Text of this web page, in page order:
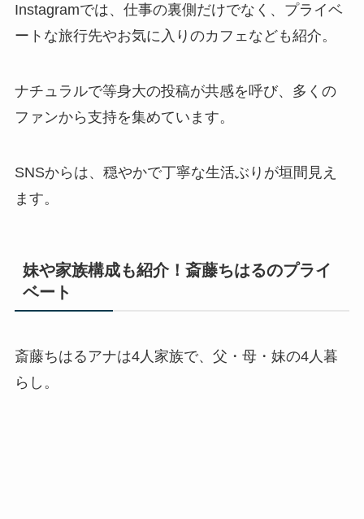
Instagramでは、仕事の裏側だけでなく、プライベ
ートな旅行先やお気に入りのカフェなども紹介。
ナチュラルで等身大の投稿が共感を呼び、多くの
ファンから支持を集めています。
SNSからは、穏やかで丁寧な生活ぶりが垣間見え
ます。
妹や家族構成も紹介！斎藤ちはるのプライ
ベート
斎藤ちはるアナは4人家族で、父・母・妹の4人暮
らし。